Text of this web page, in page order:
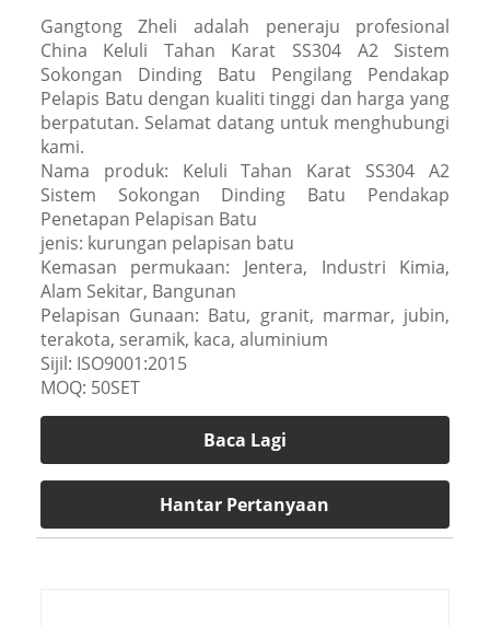
Gangtong Zheli adalah peneraju profesional
China Keluli Tahan Karat SS304 A2 Sistem
Sokongan Dinding Batu Pengilang Pendakap
Pelapis Batu dengan kualiti tinggi dan harga yang
berpatutan. Selamat datang untuk menghubungi
kami.
Nama produk: Keluli Tahan Karat SS304 A2
Sistem Sokongan Dinding Batu Pendakap
Penetapan Pelapisan Batu
jenis: kurungan pelapisan batu
Kemasan permukaan: Jentera, Industri Kimia,
Alam Sekitar, Bangunan
Pelapisan Gunaan: Batu, granit, marmar, jubin,
terakota, seramik, kaca, aluminium
Sijil: ISO9001:2015
MOQ: 50SET
Baca Lagi
Hantar Pertanyaan